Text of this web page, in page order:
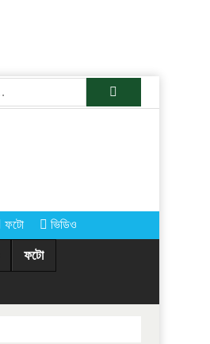
চাঁদপুরের অর্ধশতাধিক গ্রামে আগামীকাল
ফটো ভিডিও
ফটো